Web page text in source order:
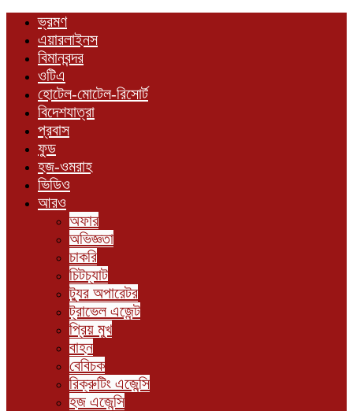
ভ্রমণ
এয়ারলাইনস
বিমানবন্দর
ওটিএ
হোটেল-মোটেল-রিসোর্ট
বিদেশযাত্রা
প্রবাস
ফুড
হজ-ওমরাহ
ভিডিও
আরও
অফার
অভিজ্ঞতা
চাকরি
চিটচ্যাট
ট্যুর অপারেটর
ট্রাভেল এজেন্ট
প্রিয় মুখ
বাহন
বেবিচক
রিক্রুটিং এজেন্সি
হজ এজেন্সি